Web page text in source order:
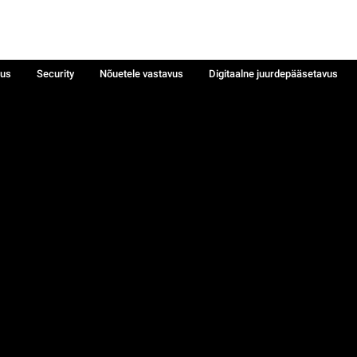
Security Nõuetele vastavus
Digitaalne juurdepääsetavus